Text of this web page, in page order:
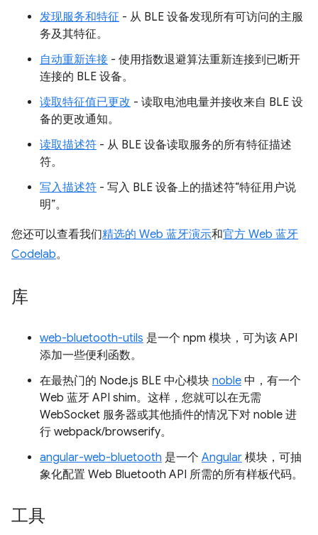
发现服务和特征 - 从 BLE 设备发现所有可访问的主服
务及其特征。
自动重新连接 - 使用指数退避算法重新连接到已断开
连接的 BLE 设备。
读取特征值已更改 - 读取电池电量并接收来自 BLE 设
备的更改通知。
读取描述符 - 从 BLE 设备读取服务的所有特征描述
符。
写入描述符 - 写入 BLE 设备上的描述符“特征用户说
明”。
您还可以查看我们精选的 Web 蓝牙演示和官方 Web 蓝牙
Codelab。
库
web-bluetooth-utils 是一个 npm 模块，可为该 API
添加一些便利函数。
在最热门的 Node.js BLE 中心模块 noble 中，有一个
Web 蓝牙 API shim。这样，您就可以在无需
WebSocket 服务器或其他插件的情况下对 noble 进
行 webpack/browserify。
angular-web-bluetooth 是一个 Angular 模块，可抽
象化配置 Web Bluetooth API 所需的所有样板代码。
工具